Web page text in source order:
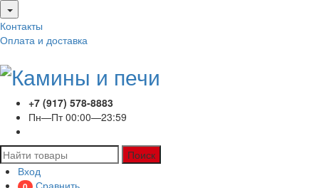
Контакты
Оплата и доставка
+7 (917) 578-8883
Пн—Пт 00:00—23:59
Поиск
Вход
Сравнить